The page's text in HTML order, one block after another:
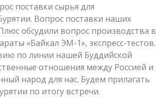
поставки сырья для
Вопрос поставки наших
обсудили вопрос производства в
«Байкал ЭМ-1», экспресс-тестов.
по линии нашей Буддийской
отношения между Россией и
народ для нас. Будем прилагать
по итогу встречи.